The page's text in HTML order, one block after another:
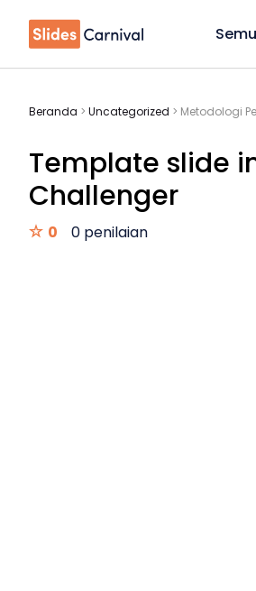
Beranda > Uncategorized > Metodologi
Template slide
Challenger
0 0 penilaian